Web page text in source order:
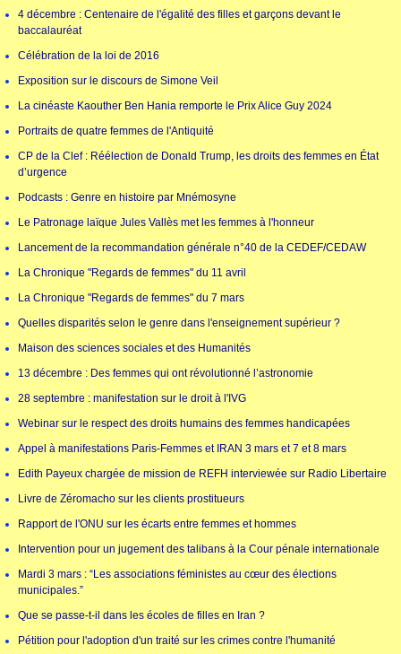
4 décembre : Centenaire de l'égalité des filles et garçons devant le
baccalauréat
Célébration de la loi de 2016
Exposition sur le discours de Simone Veil
La cinéaste Kaouther Ben Hania remporte le Prix Alice Guy 2024
Portraits de quatre femmes de l'Antiquité
CP de la Clef : Réélection de Donald Trump, les droits des femmes en État
d’urgence
Podcasts : Genre en histoire par Mnémosyne
Le Patronage laïque Jules Vallès met les femmes à l'honneur
Lancement de la recommandation générale n°40 de la CEDEF/CEDAW
La Chronique "Regards de femmes" du 11 avril
La Chronique "Regards de femmes" du 7 mars
Quelles disparités selon le genre dans l'enseignement supérieur ?
Maison des sciences sociales et des Humanités
13 décembre : Des femmes qui ont révolutionné l’astronomie
28 septembre : manifestation sur le droit à l'IVG
Webinar sur le respect des droits humains des femmes handicapées
Appel à manifestations Paris-Femmes et IRAN 3 mars et 7 et 8 mars
Edith Payeux chargée de mission de REFH interviewée sur Radio Libertaire
Livre de Zéromacho sur les clients prostitueurs
Rapport de l'ONU sur les écarts entre femmes et hommes
Intervention pour un jugement des talibans à la Cour pénale internationale
Mardi 3 mars : “Les associations féministes au cœur des élections
municipales.”
Que se passe-t-il dans les écoles de filles en Iran ?
Pétition pour l'adoption d'un traité sur les crimes contre l'humanité